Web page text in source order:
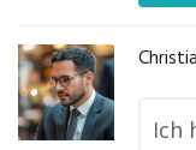
Ich